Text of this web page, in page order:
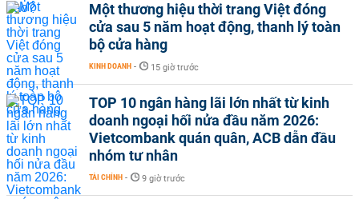
Một thương hiệu thời trang Việt đóng
cửa sau 5 năm hoạt động, thanh lý toàn
bộ cửa hàng
KINH DOANH - 15 giờ trước
TOP 10 ngân hàng lãi lớn nhất từ kinh
doanh ngoại hối nửa đầu năm 2026:
Vietcombank quán quân, ACB dẫn đầu
nhóm tư nhân
TÀI CHÍNH - 9 giờ trước